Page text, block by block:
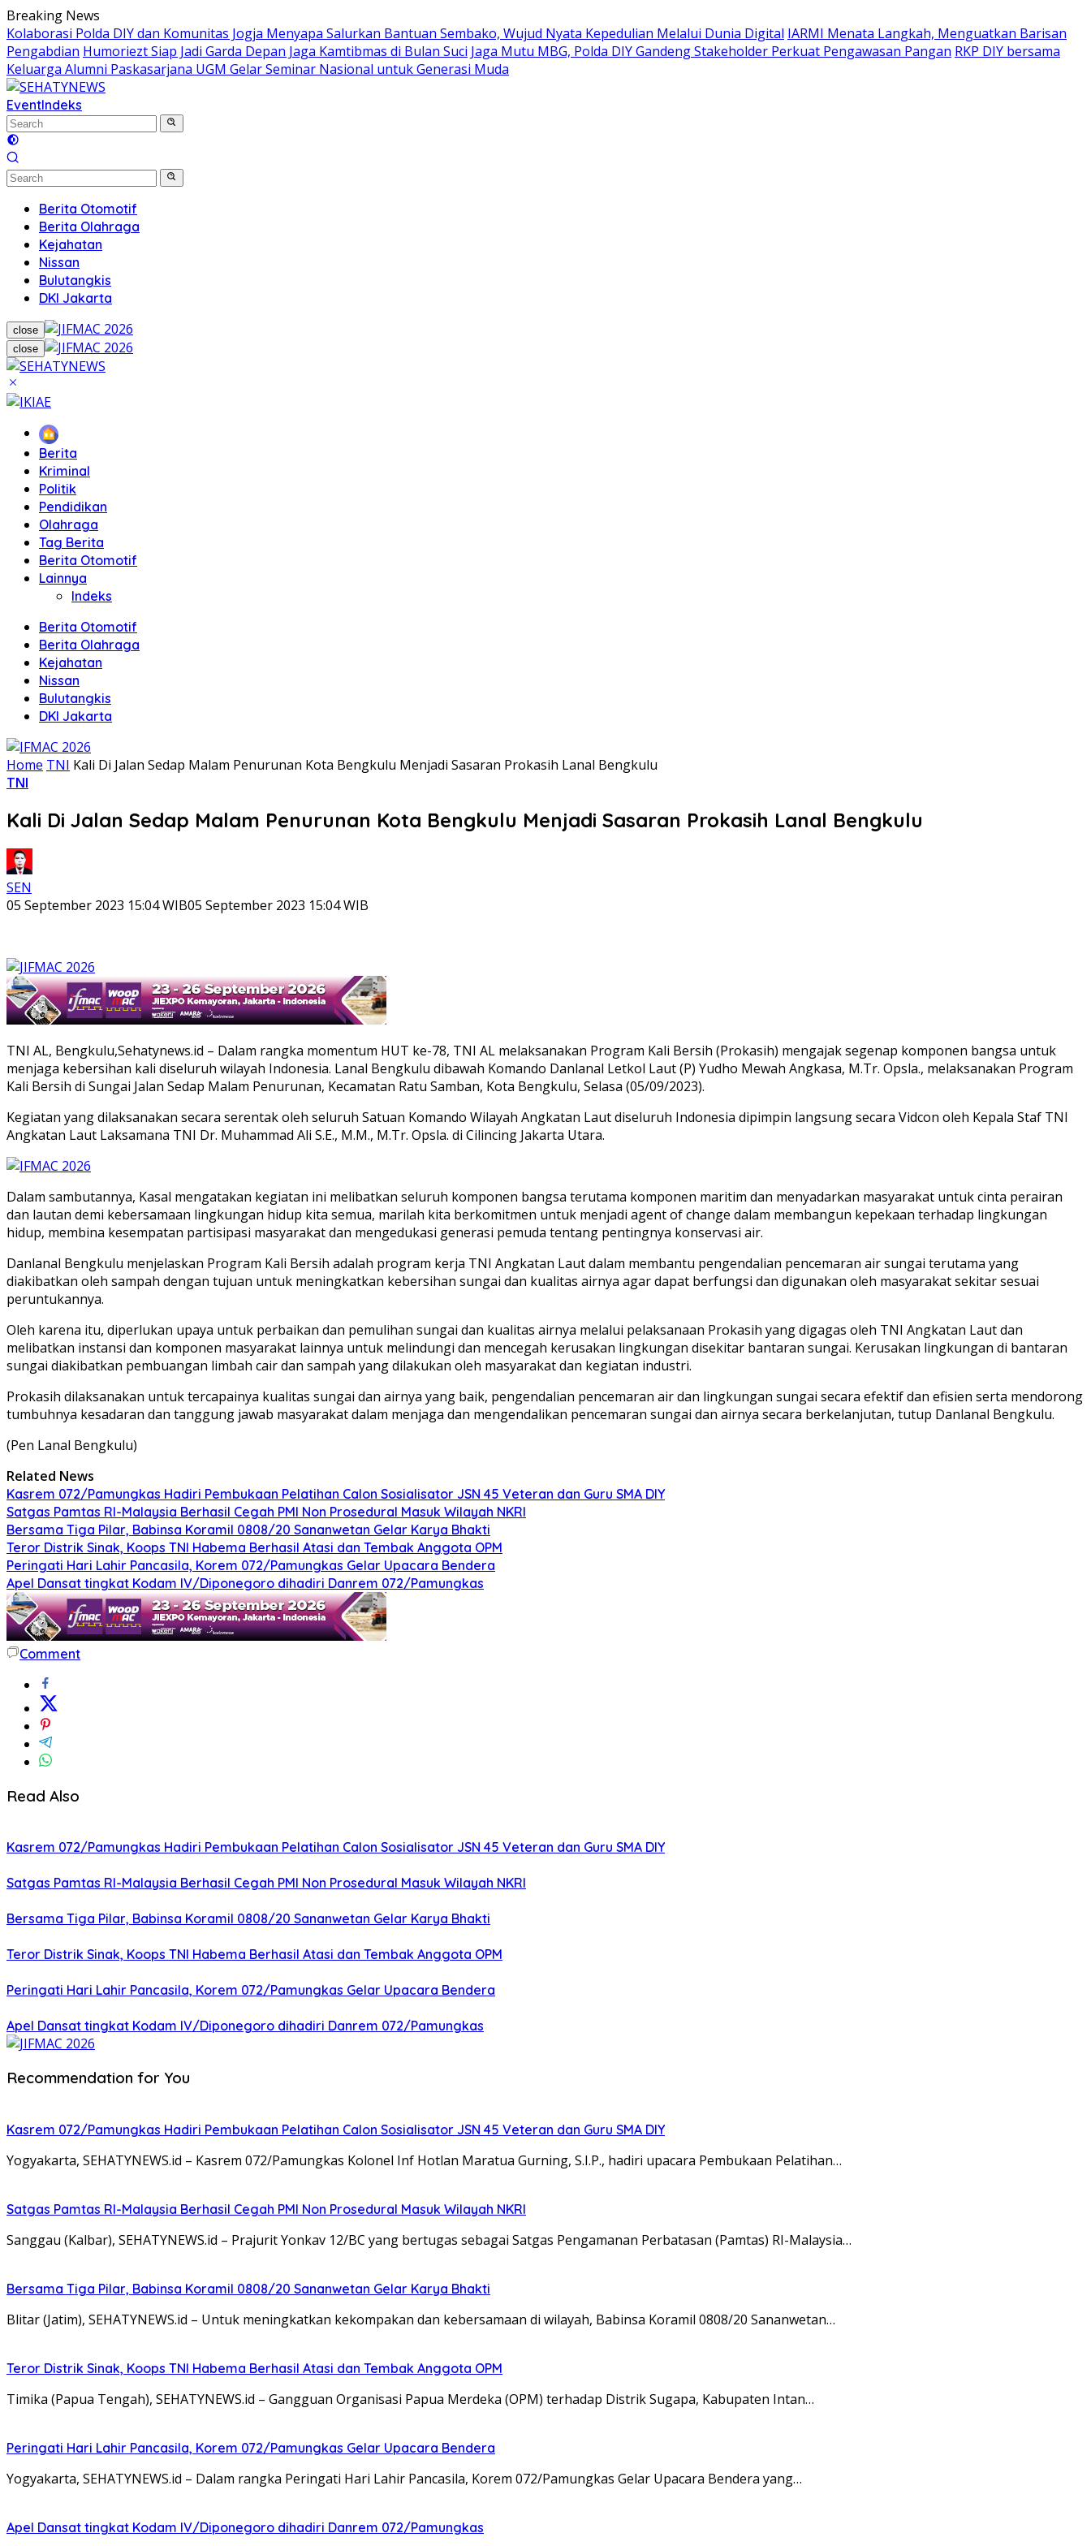
Skip
to
content
Breaking News
Kolaborasi Polda DIY dan Komunitas Jogja Menyapa Salurkan Bantuan Sembako, Wujud Nyata Kepedulian Melalui Dunia Digital IARMI Menata Langkah, Menguatkan Barisan
Pengabdian Humoriezt Siap Jadi Garda Depan Jaga Kamtibmas di Bulan Suci Jaga Mutu MBG, Polda DIY Gandeng Stakeholder Perkuat Pengawasan Pangan RKP DIY bersama
Keluarga Alumni Paskasarjana UGM Gelar Seminar Nasional untuk Generasi Muda
EventIndeks
Berita Otomotif
Berita Olahraga
Kejahatan
Nissan
Bulutangkis
DKI Jakarta
close
close
Home
Berita
Kriminal
Politik
Pendidikan
Olahraga
Tag Berita
Berita Otomotif
Lainnya
Indeks
Berita Otomotif
Berita Olahraga
Kejahatan
Nissan
Bulutangkis
DKI Jakarta
Home TNI Kali Di Jalan Sedap Malam Penurunan Kota Bengkulu Menjadi Sasaran Prokasih Lanal Bengkulu
TNI
Kali Di Jalan Sedap Malam Penurunan Kota Bengkulu Menjadi Sasaran Prokasih Lanal Bengkulu
SEN
05 September 2023 15:04 WIB05 September 2023 15:04 WIB
TNI AL, Bengkulu,Sehatynews.id – Dalam rangka momentum HUT ke-78, TNI AL melaksanakan Program Kali Bersih (Prokasih) mengajak segenap komponen bangsa untuk
menjaga kebersihan kali diseluruh wilayah Indonesia. Lanal Bengkulu dibawah Komando Danlanal Letkol Laut (P) Yudho Mewah Angkasa, M.Tr. Opsla., melaksanakan Program
Kali Bersih di Sungai Jalan Sedap Malam Penurunan, Kecamatan Ratu Samban, Kota Bengkulu, Selasa (05/09/2023).
Kegiatan yang dilaksanakan secara serentak oleh seluruh Satuan Komando Wilayah Angkatan Laut diseluruh Indonesia dipimpin langsung secara Vidcon oleh Kepala Staf TNI
Angkatan Laut Laksamana TNI Dr. Muhammad Ali S.E., M.M., M.Tr. Opsla. di Cilincing Jakarta Utara.
Dalam sambutannya, Kasal mengatakan kegiatan ini melibatkan seluruh komponen bangsa terutama komponen maritim dan menyadarkan masyarakat untuk cinta perairan
dan lautan demi kebersamaan lingkungan hidup kita semua, marilah kita berkomitmen untuk menjadi agent of change dalam membangun kepekaan terhadap lingkungan
hidup, membina kesempatan partisipasi masyarakat dan mengedukasi generasi pemuda tentang pentingnya konservasi air.
Danlanal Bengkulu menjelaskan Program Kali Bersih adalah program kerja TNI Angkatan Laut dalam membantu pengendalian pencemaran air sungai terutama yang
diakibatkan oleh sampah dengan tujuan untuk meningkatkan kebersihan sungai dan kualitas airnya agar dapat berfungsi dan digunakan oleh masyarakat sekitar sesuai
peruntukannya.
Oleh karena itu, diperlukan upaya untuk perbaikan dan pemulihan sungai dan kualitas airnya melalui pelaksanaan Prokasih yang digagas oleh TNI Angkatan Laut dan
melibatkan instansi dan komponen masyarakat lainnya untuk melindungi dan mencegah kerusakan lingkungan disekitar bantaran sungai. Kerusakan lingkungan di bantaran
sungai diakibatkan pembuangan limbah cair dan sampah yang dilakukan oleh masyarakat dan kegiatan industri.
Prokasih dilaksanakan untuk tercapainya kualitas sungai dan airnya yang baik, pengendalian pencemaran air dan lingkungan sungai secara efektif dan efisien serta mendorong
tumbuhnya kesadaran dan tanggung jawab masyarakat dalam menjaga dan mengendalikan pencemaran sungai dan airnya secara berkelanjutan, tutup Danlanal Bengkulu.
(Pen Lanal Bengkulu)
Related News
Kasrem 072/Pamungkas Hadiri Pembukaan Pelatihan Calon Sosialisator JSN 45 Veteran dan Guru SMA DIY
Satgas Pamtas RI-Malaysia Berhasil Cegah PMI Non Prosedural Masuk Wilayah NKRI
Bersama Tiga Pilar, Babinsa Koramil 0808/20 Sananwetan Gelar Karya Bhakti
Teror Distrik Sinak, Koops TNI Habema Berhasil Atasi dan Tembak Anggota OPM
Peringati Hari Lahir Pancasila, Korem 072/Pamungkas Gelar Upacara Bendera
Apel Dansat tingkat Kodam lV/Diponegoro dihadiri Danrem 072/Pamungkas
Comment
Read Also
Kasrem 072/Pamungkas Hadiri Pembukaan Pelatihan Calon Sosialisator JSN 45 Veteran dan Guru SMA DIY
Satgas Pamtas RI-Malaysia Berhasil Cegah PMI Non Prosedural Masuk Wilayah NKRI
Bersama Tiga Pilar, Babinsa Koramil 0808/20 Sananwetan Gelar Karya Bhakti
Teror Distrik Sinak, Koops TNI Habema Berhasil Atasi dan Tembak Anggota OPM
Peringati Hari Lahir Pancasila, Korem 072/Pamungkas Gelar Upacara Bendera
Apel Dansat tingkat Kodam lV/Diponegoro dihadiri Danrem 072/Pamungkas
Recommendation for You
Kasrem 072/Pamungkas Hadiri Pembukaan Pelatihan Calon Sosialisator JSN 45 Veteran dan Guru SMA DIY
Yogyakarta, SEHATYNEWS.id – Kasrem 072/Pamungkas Kolonel Inf Hotlan Maratua Gurning, S.I.P., hadiri upacara Pembukaan Pelatihan…
Satgas Pamtas RI-Malaysia Berhasil Cegah PMI Non Prosedural Masuk Wilayah NKRI
Sanggau (Kalbar), SEHATYNEWS.id – Prajurit Yonkav 12/BC yang bertugas sebagai Satgas Pengamanan Perbatasan (Pamtas) RI-Malaysia…
Bersama Tiga Pilar, Babinsa Koramil 0808/20 Sananwetan Gelar Karya Bhakti
Blitar (Jatim), SEHATYNEWS.id – Untuk meningkatkan kekompakan dan kebersamaan di wilayah, Babinsa Koramil 0808/20 Sananwetan…
Teror Distrik Sinak, Koops TNI Habema Berhasil Atasi dan Tembak Anggota OPM
Timika (Papua Tengah), SEHATYNEWS.id – Gangguan Organisasi Papua Merdeka (OPM) terhadap Distrik Sugapa, Kabupaten Intan…
Peringati Hari Lahir Pancasila, Korem 072/Pamungkas Gelar Upacara Bendera
Yogyakarta, SEHATYNEWS.id – Dalam rangka Peringati Hari Lahir Pancasila, Korem 072/Pamungkas Gelar Upacara Bendera yang…
Apel Dansat tingkat Kodam lV/Diponegoro dihadiri Danrem 072/Pamungkas